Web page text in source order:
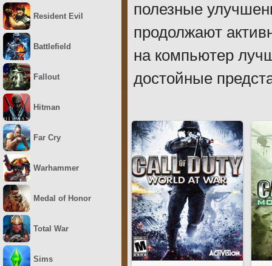
полезные
продолжают
на компьютер
достойные
Resident Evil
Battlefield
Fallout
Hitman
Far Cry
Warhammer
Medal of Honor
Total War
Sims